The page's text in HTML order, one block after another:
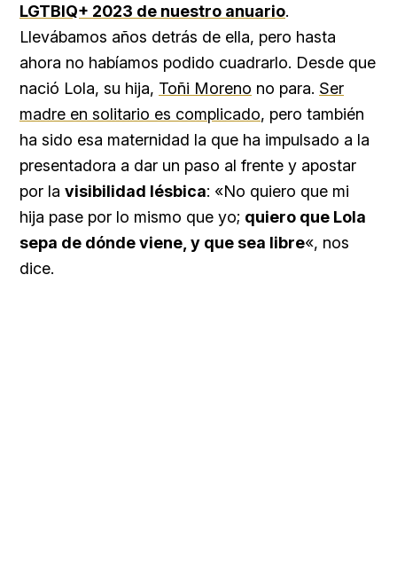
LGTBIQ+ 2023 de nuestro anuario.
Llevábamos años detrás de ella, pero hasta
ahora no habíamos podido cuadrarlo. Desde que
nació Lola, su hija, Toñi Moreno no para. Ser
madre en solitario es complicado, pero también
ha sido esa maternidad la que ha impulsado a la
presentadora a dar un paso al frente y apostar
por la visibilidad lésbica: «No quiero que mi
hija pase por lo mismo que yo; quiero que Lola
sepa de dónde viene, y que sea libre«, nos
dice.